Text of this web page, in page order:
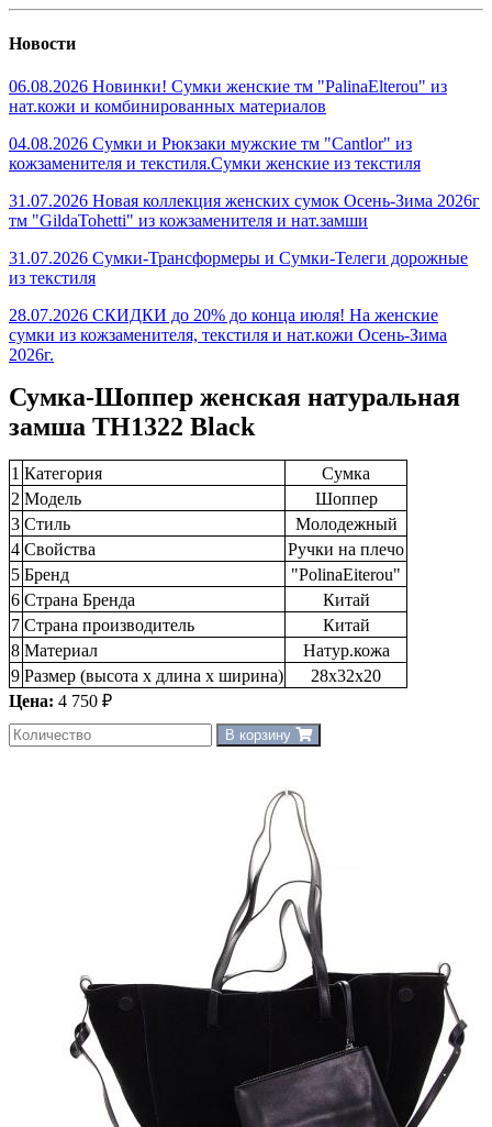
Новости
06.08.2026 Новинки! Сумки женские тм "PalinaElterou" из
нат.кожи и комбинированных материалов
04.08.2026 Сумки и Рюкзаки мужские тм "Cantlor" из
кожзаменителя и текстиля.Сумки женские из текстиля
31.07.2026 Новая коллекция женских сумок Осень-Зима 2026г
тм "GildaTohetti" из кожзаменителя и нат.замши
31.07.2026 Сумки-Трансформеры и Сумки-Телеги дорожные
из текстиля
28.07.2026 СКИДКИ до 20% до конца июля! На женские
сумки из кожзаменителя, текстиля и нат.кожи Осень-Зима
2026г.
Сумка-Шоппер женская натуральная
замша TH1322 Black
1 Категория
Сумка
2 Модель
Шоппер
3 Стиль
Молодежный
4 Свойства
Ручки на плечо
5 Бренд
"PolinaEiterou"
6 Страна Бренда
Китай
7 Страна производитель
Китай
8 Материал
Натур.кожа
9 Размер (высота х длина х ширина)
28х32х20
Цена: 4 750 ₽
В корзину